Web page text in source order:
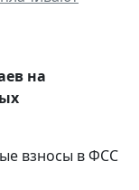
на
взносы в ФСС